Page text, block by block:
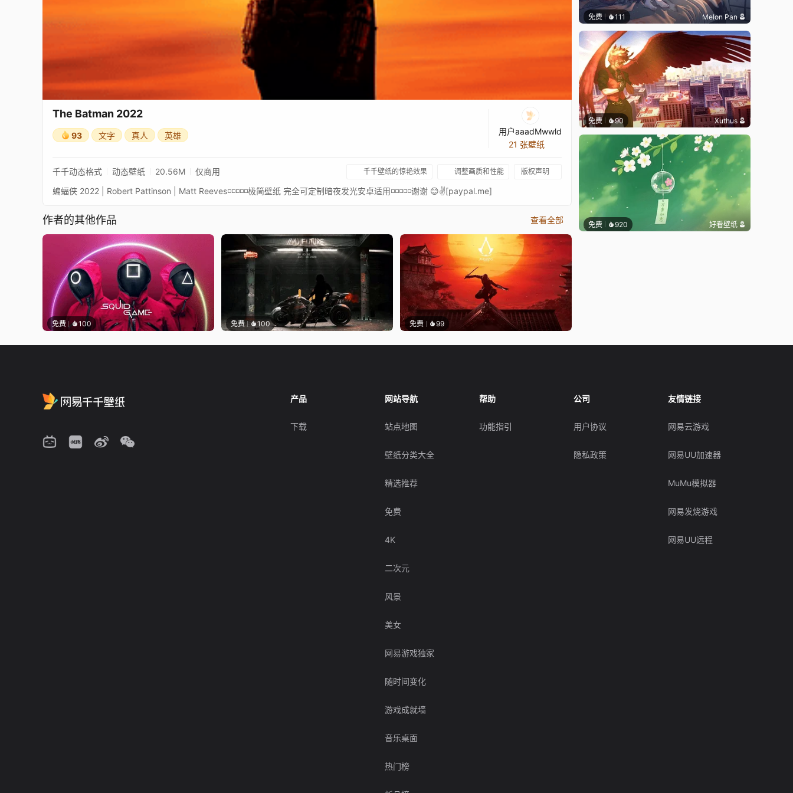
The Batman 2022
93 文字 真人 英雄
用户aaadMwwld
21 张壁纸
千千动态格式 动态壁纸 20.56M 仅商用 千千壁纸的惊艳效果 调整画质和性能 版权声明
蝙蝠侠 2022 | Robert Pattinson | Matt Reeves◽◽◽◽◽极简壁纸 完全可定制暗夜发光安卓适用◽◽◽◽◽谢谢 😊✌[paypal.me]
作者的其他作品 查看全部
免费 100 免费 100 免费 99
免费 111 Melon Pan
免费 90 Xuthus
免费 920 好看壁纸
产品
下载
网站导航
站点地图
壁纸分类大全
精选推荐
免费
4K
二次元
风景
美女
网易游戏独家
随时间变化
游戏成就墙
音乐桌面
热门榜
帮助
功能指引
公司
用户协议
隐私政策
友情链接
网易云游戏
网易UU加速器
MuMu模拟器
网易发烧游戏
网易UU远程